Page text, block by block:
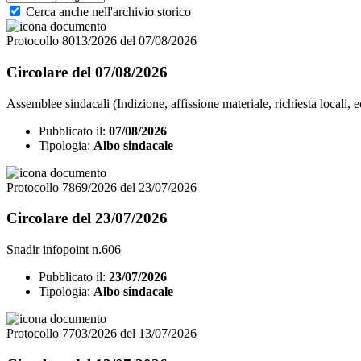
Cerca anche nell'archivio storico
Protocollo 8013/2026 del 07/08/2026
Circolare del 07/08/2026
Assemblee sindacali (Indizione, affissione materiale, richiesta locali,
Pubblicato il: 07/08/2026
Tipologia: Albo sindacale
Protocollo 7869/2026 del 23/07/2026
Circolare del 23/07/2026
Snadir infopoint n.606
Pubblicato il: 23/07/2026
Tipologia: Albo sindacale
Protocollo 7703/2026 del 13/07/2026